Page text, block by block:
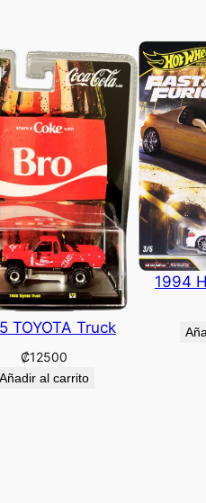
TOYOTA Truck
₡12500
Añadir al carrito
1994